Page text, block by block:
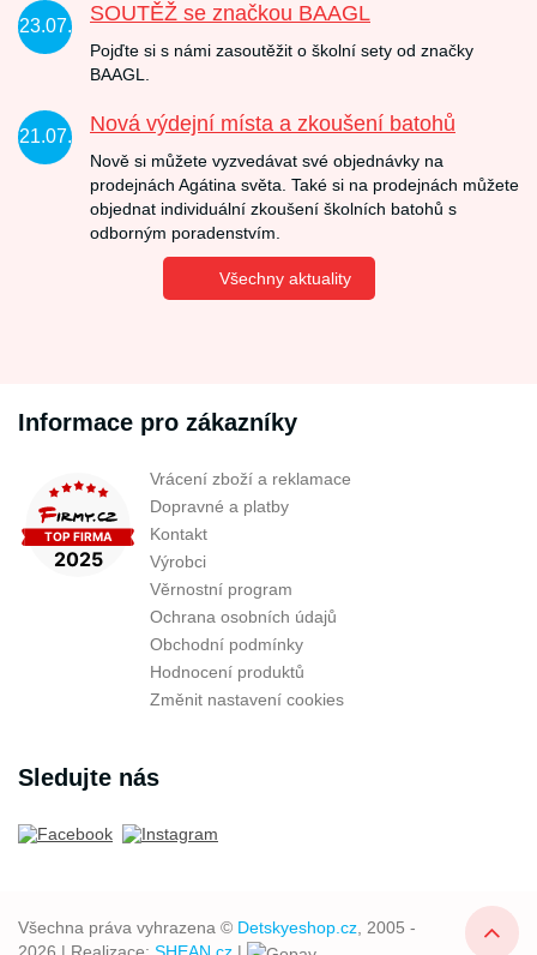
23.07.
SOUTĚŽ se značkou BAAGL
Pojďte si s námi zasoutěžit o školní sety od značky
BAAGL.
21.07.
Nová výdejní místa a zkoušení batohů
Nově si můžete vyzvedávat své objednávky na
prodejnách Agátina světa. Také si na prodejnách můžete
objednat individuální zkoušení školních batohů s
odborným poradenstvím.
Všechny aktuality
Informace pro zákazníky
Vrácení zboží a reklamace
Dopravné a platby
Kontakt
Výrobci
Věrnostní program
Ochrana osobních údajů
Obchodní podmínky
Hodnocení produktů
Změnit nastavení cookies
Sledujte nás
Všechna práva vyhrazena © Detskyeshop.cz, 2005 -